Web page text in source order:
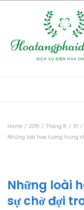
Home 2019 Tháng 8
10
Những loài hoa tượng trưng
Những loài
sự chờ đợi